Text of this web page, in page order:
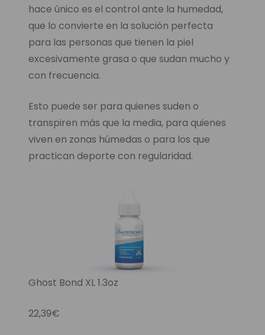
hace único es el control ante la humedad,
que lo convierte en la solución perfecta
para las personas que tienen la piel
excesivamente grasa o que sudan mucho y
con frecuencia.
Esto puede ser para quienes suden o
transpiren más que la media, para quienes
viven en zonas húmedas o para los que
practican deporte con regularidad.
Ghost Bond XL 1.3oz
22,39€